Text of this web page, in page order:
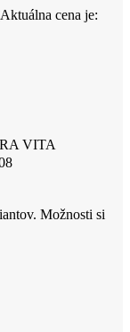
Aktuálna cena je:
VITA
Možnosti si